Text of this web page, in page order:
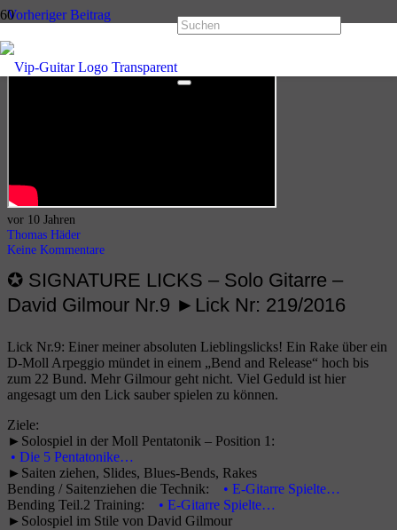
Vorheriger Beitrag
SIGNATURE LICKS – Solo Gitarre – David Gilmour Lick Nr.8
Nächster Beitrag
SIGNATURE LICKS – Solo Gitarre – David Gilmour Lick Nr.10
vor 10 Jahren
Thomas Häder
Keine Kommentare
✪ SIGNATURE LICKS – Solo Gitarre –
David Gilmour Nr.9 ►Lick Nr: 219/2016
Lick Nr.9: Einer meiner absoluten Lieblingslicks! Ein Rake über ein
D-Moll Arpeggio mündet in einem „Bend and Release“ hoch bis
zum 22 Bund. Mehr Gilmour geht nicht. Viel Geduld ist hier
angesagt um den Lick sauber spielen zu können.
Ziele:
►Solospiel in der Moll Pentatonik – Position 1:
• Die 5 Pentatonike…
►Saiten ziehen, Slides, Blues-Bends, Rakes
Bending / Saitenziehen die Technik:
• E-Gitarre Spielte…
Bending Teil.2 Training:
• E-Gitarre Spielte…
►Solospiel im Stile von David Gilmour